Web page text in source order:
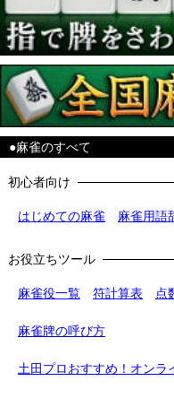
●麻雀のすべて
初心者向け
はじめての麻雀 麻雀用語
お役立ちツール
麻雀役一覧 符計算表 点
麻雀牌の呼び方
土田プロおすすめ！オン